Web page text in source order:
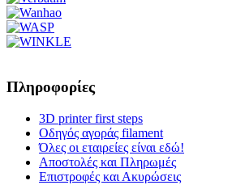
Πληροφορίες
3D printer first steps
Οδηγός αγοράς filament
Όλες οι εταιρείες είναι εδώ!
Αποστολές και Πληρωμές
Επιστροφές και Ακυρώσεις